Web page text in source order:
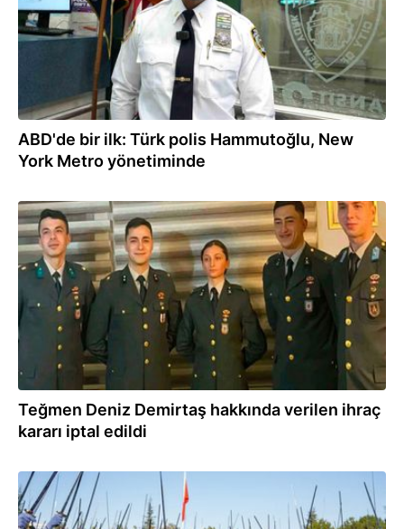
ABD'de bir ilk: Türk polis Hammutoğlu, New
York Metro yönetiminde
23.01.2026
Teğmen Deniz Demirtaş hakkında verilen ihraç
kararı iptal edildi
18.12.2025